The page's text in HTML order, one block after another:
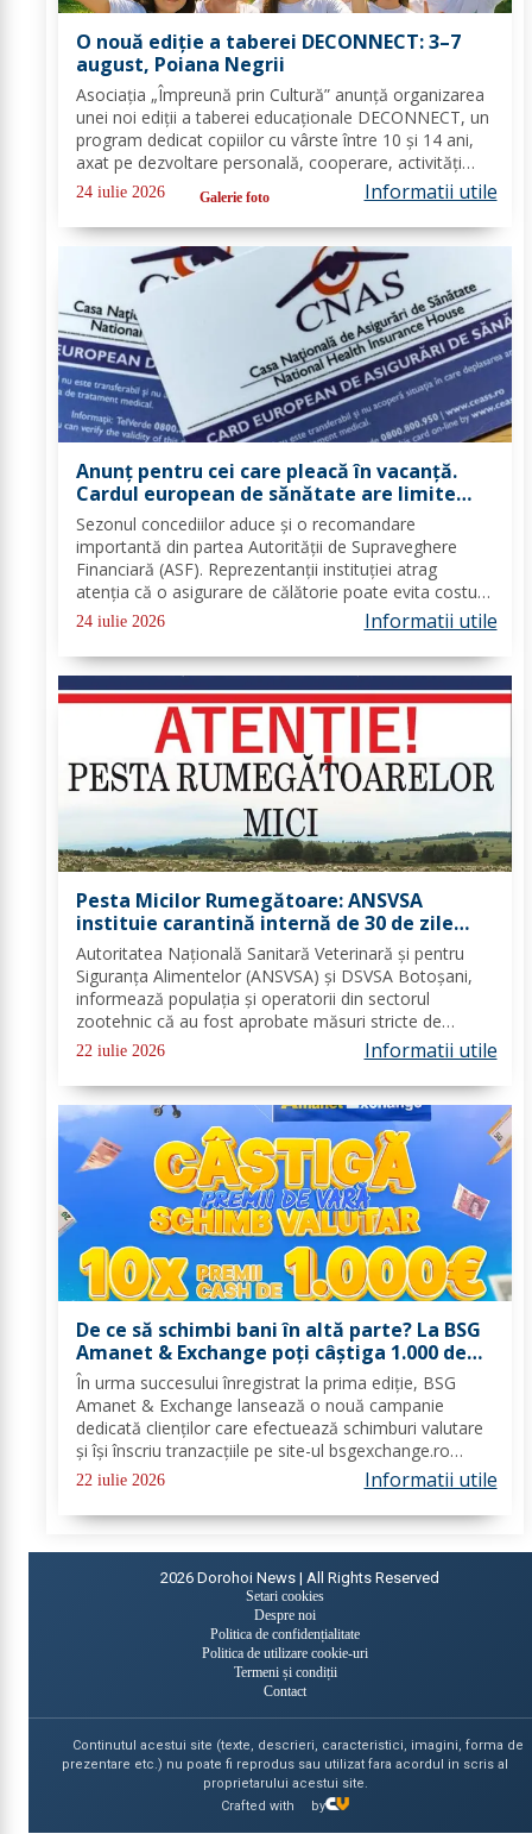
O nouă ediție a taberei DECONNECT: 3–7
august, Poiana Negrii
Asociația „Împreună prin Cultură” anunță organizarea
unei noi ediții a taberei educaționale DECONNECT, un
program dedicat copiilor cu vârste între 10 și 14 ani,
axat pe dezvoltare personală, cooperare, activități
outdoor și deconectare totală de la telefon. O tabără
cu sens, nu doar o vacanță!...
24 iulie 2026 Galerie foto Informatii utile
Anunț pentru cei care pleacă în vacanță.
Cardul european de sănătate are limite
importante. Greșeala care te poate costa
mii de euro
Sezonul concediilor aduce și o recomandare
importantă din partea Autorității de Supraveghere
Financiară (ASF). Reprezentanții instituției atrag
atenția că o asigurare de călătorie poate evita costuri
uriașe în cazul unor probleme medicale, al anulării
24 iulie 2026 Informatii utile
Pesta Micilor Rumegătoare: ANSVSA
instituie carantină internă de 30 de zile
pentru ovine și caprine
Autoritatea Națională Sanitară Veterinară și pentru
Siguranța Alimentelor (ANSVSA) și DSVSA Botoșani,
informează populația și operatorii din sectorul
zootehnic că au fost aprobate măsuri stricte de
urgență pe întreg teritoriul României. Decizia nr. 1,
emisă de Comitetul Național pentru Situații de...
22 iulie 2026 Informatii utile
De ce să schimbi bani în altă parte? La BSG
Amanet & Exchange poți câștiga 1.000 de
euro cash!
În urma succesului înregistrat la prima ediție, BSG
Amanet & Exchange lansează o nouă campanie
dedicată clienților care efectuează schimburi valutare
și își înscriu tranzacțiile pe site-ul bsgexchange.ro
Operațiunile pot fi realizate în agenții în perioada 20
22 iulie 2026 Informatii utile
2026 Dorohoi News | All Rights Reserved
Setari cookies
Despre noi
Politica de confidențialitate
Politica de utilizare cookie-uri
Termeni și condiții
Contact
Continutul acestui site (texte, descrieri, caracteristici, imagini, forma de
prezentare etc.) nu poate fi reprodus sau utilizat fara acordul in scris al
proprietarului acestui site.
Crafted with
by